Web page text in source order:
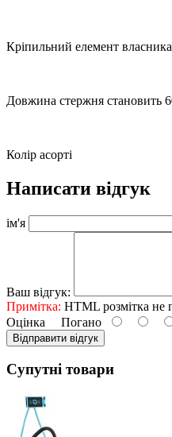
Кріпильний елемент власника
Довжина стержня становить
Колір асорті
Написати відгук
ім'я
Ваш відгук:
Примітка: HTML розмітка не
Оцінка Погано
Відправити відгук
Супутні товари